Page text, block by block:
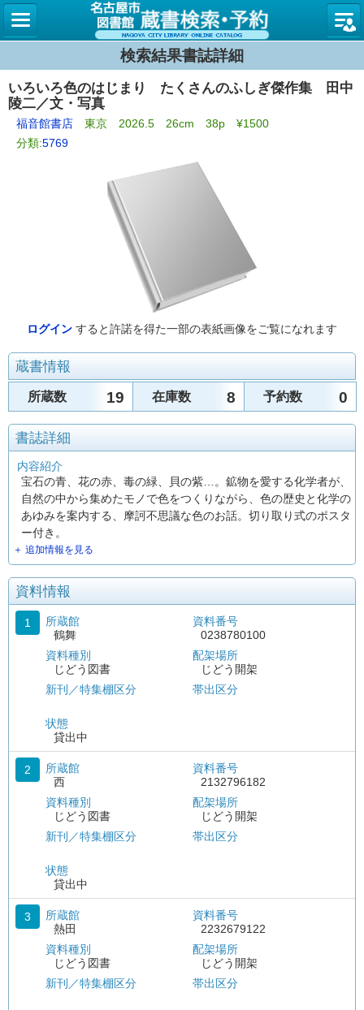
名古屋
検索結果書誌詳細
いろいろ色のはじまり たくさんのふしぎ傑作集 田中
陵二／文・写真
福音館書店 東京 2026.5 26cm 38p ¥1500
分類:5769
ログイン すると許諾を得た一部の表紙画像をご覧になれます
蔵書情報
所蔵数 19 在庫数 8 予約数 0
書誌詳細
内容紹介
宝石の青、花の赤、毒の緑、貝の紫…。鉱物を愛する化学者が、
自然の中から集めたモノで色をつくりながら、色の歴史と化学の
あゆみを案内する、摩訶不思議な色のお話。切り取り式のポスタ
ー付き。
＋ 追加情報を見る
資料情報
1
所蔵館
鶴舞
資料種別
じどう図書
新刊／特集棚区分
状態
貸出中
資料番号
0238780100
配架場所
じどう開架
帯出区分
2
所蔵館
西
資料種別
じどう図書
新刊／特集棚区分
状態
貸出中
資料番号
2132796182
配架場所
じどう開架
帯出区分
3
所蔵館
熱田
資料種別
じどう図書
新刊／特集棚区分
資料番号
2232679122
配架場所
じどう開架
帯出区分